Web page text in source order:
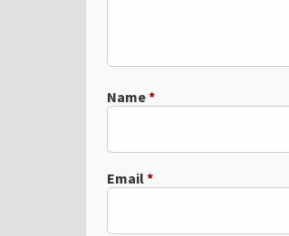
Name*
Email*